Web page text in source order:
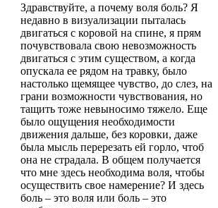
Здравствуйте, а почему воля боль? Я
недавно в визуализации пыталась
двигаться с коровой на спине, я прям
почувствовала свою невозможность
двигаться с этим существом, а когда
опускала ее рядом на травку, было
настолько щемящее чувство, до слез, на
грани возможности чувствования, но
тащить тоже невыносимо тяжело. Еще
было ощущения необходимости
движения дальше, без коровки, даже
была мысль перерезать ей горло, чтоб
она не страдала. В общем получается
что мне здесь необходима воля, чтобы
осуществить свое намерение? И здесь
боль – это воля или боль – это